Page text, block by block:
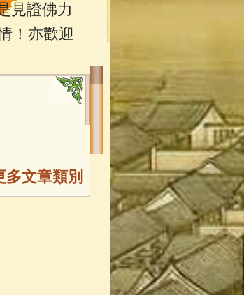
見證佛力
！亦歡迎
多文章類別